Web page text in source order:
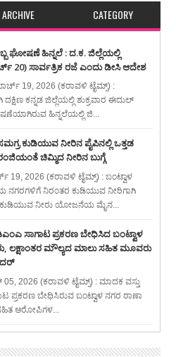
ARCHIVE CATEGORY
ಘೋಷಣೆ ಹಿನ್ನಲೆ : ದ.ಕ. ಜಿಲ್ಲೆಯಲ್ಲಿ
20) ಸಾರ್ವತ್ರಿಕ ರಜೆ ಎಂದು ಡೀಸಿ ಆದೇಶ
19, 2026 (ಕರಾವಳಿ ಟೈಮ್ಸ್) :
ದಕ್ಷಿಣ ಕನ್ನಡ ಜಿಲ್ಲೆಯಲ್ಲಿ ಶುಕ್ರವಾರ ಈದುಲ್
ಹಿನ್ನಲೆಯಲ್ಲಿ ಜಿ...
ಕುಡಿಯುವ ನೀರಿನ ಪೈಪಿನಲ್ಲಿ ಒತ್ತಡ
ಚಿಮ್ಮಿದ ನೀರಿನ ಬುಗ್ಗೆ
19, 2026 (ಕರಾವಳಿ ಟೈಮ್ಸ್) : ಬಂಟ್ವಾಳ
ನಗರಗಳಿಗೆ ನಿರಂತರ ಕುಡಿಯುವ ನೀರಿಗಾಗಿ
ಕುಡಿಯುವ ನೀರು ಯೋಜನೆಯ ಮೈನ...
ಸಾಗಾಟ ಪ್ರಕರಣ ಬೇಧಿಸಿದ ಬಂಟ್ವಾಳ
ಲಕ್ಷಾಂತರ ಮೌಲ್ಯದ ಮಾಲು ಸಹಿತ ಮೂವರು
05, 2026 (ಕರಾವಳಿ ಟೈಮ್ಸ್) : ಮಾದಕ ವಸ್ತು
ಪ್ರಕರಣ ಬೇಧಿಸಿರುವ ಬಂಟ್ವಾಳ ನಗರ ಠಾಣಾ
ಆರೋಪಿಗಳ...